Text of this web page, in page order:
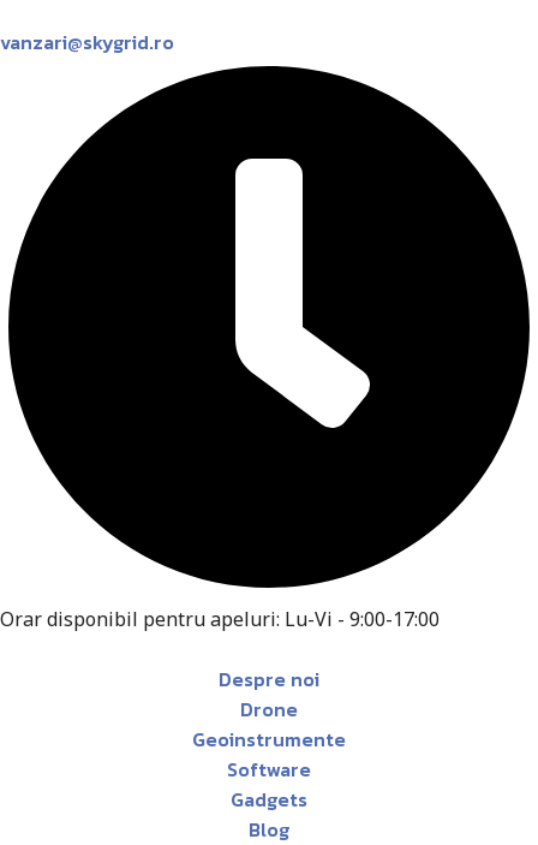
vanzari@skygrid.ro
Orar disponibil pentru apeluri: Lu-Vi - 9:00-17:00
Despre noi
Drone
Geoinstrumente
Software
Gadgets
Blog